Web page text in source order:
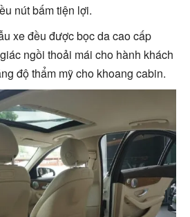
nút bấm tiện lợi.
xe đều được bọc da cao cấp
ngồi thoải mái cho hành khách
độ thẩm mỹ cho khoang cabin.